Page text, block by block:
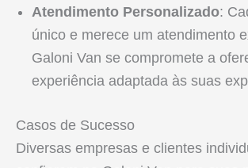
Atendimento Personalizado:
único e merece um atendimento
Galoni Van se compromete a
experiência adaptada às suas
Casos de Sucesso
Diversas empresas e clientes